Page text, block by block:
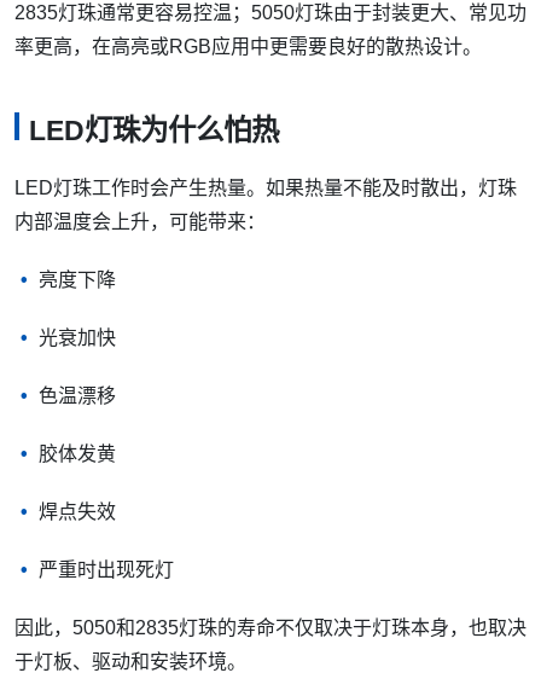
2835灯珠通常更容易控温；5050灯珠由于封装更大、常见功
率更高，在高亮或RGB应用中更需要良好的散热设计。
LED灯珠为什么怕热
LED灯珠工作时会产生热量。如果热量不能及时散出，灯珠
内部温度会上升，可能带来：
亮度下降
光衰加快
色温漂移
胶体发黄
焊点失效
严重时出现死灯
因此，5050和2835灯珠的寿命不仅取决于灯珠本身，也取决
于灯板、驱动和安装环境。